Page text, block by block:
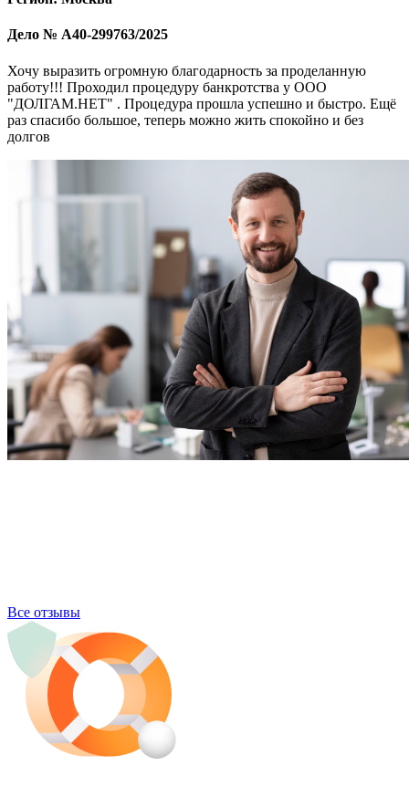
Дело № А40-299763/2025
Хочу выразить огромную благодарность за проделанную
работу!!! Проходил процедуру банкротства у ООО
"ДОЛГАМ.НЕТ" . Процедура прошла успешно и быстро. Ещё
раз спасибо большое, теперь можно жить спокойно и без
долгов
Все отзывы